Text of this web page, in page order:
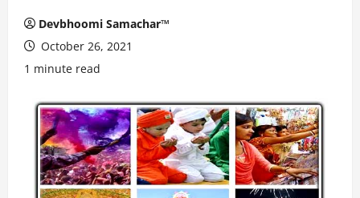
Devbhoomi Samachar™
October 26, 2021
1 minute read